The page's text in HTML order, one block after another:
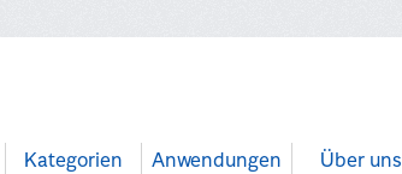
Kategorien Anwendungen Über uns